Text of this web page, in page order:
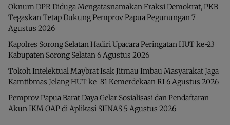
Oknum DPR Diduga Mengatasnamakan Fraksi Demokrat, PKB
Tegaskan Tetap Dukung Pemprov Papua Pegunungan 7
Agustus 2026
Kapolres Sorong Selatan Hadiri Upacara Peringatan HUT ke-23
Kabupaten Sorong Selatan 6 Agustus 2026
Tokoh Intelektual Maybrat Isak Jitmau Imbau Masyarakat Jaga
Kamtibmas Jelang HUT ke-81 Kemerdekaan RI 6 Agustus 2026
Pemprov Papua Barat Daya Gelar Sosialisasi dan Pendaftaran
Akun IKM OAP di Aplikasi SIINAS 5 Agustus 2026